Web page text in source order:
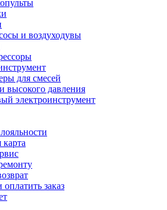
и воздуходувы
для смесей
высокого давления
электроинструмент
заказ